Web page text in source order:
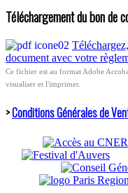
Téléchargement du bon de
document avec votre
Ce fichier est au format Adobe
visualiser et l'imprimer.
>Conditions Générales de